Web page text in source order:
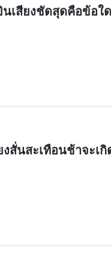
นเสียงชัดสุดคือข้อใด
สั่นสะเทือนช้าจะเกิ